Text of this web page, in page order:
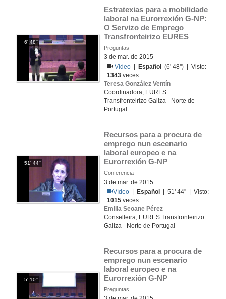
6' 48''
Estratexias para a mobilidade
laboral na Eurorrexión G-NP:
O Servizo de Emprego
Transfronteirizo EURES
Preguntas
3 de mar. de 2015
Vídeo
Español
(6' 48'') | Visto:
1343 veces
Teresa González Ventín
Coordinadora, EURES
Transfronteirizo Galiza - Norte de
Portugal
51' 44''
Recursos para a procura de
emprego nun escenario
laboral europeo e na
Eurorrexión G-NP
Conferencia
3 de mar. de 2015
Vídeo
Español
| 51' 44'' | Visto:
1015 veces
Emilia Seoane Pérez
Conselleira, EURES Transfronteirizo
Galiza - Norte de Portugal
5' 10''
Recursos para a procura de
emprego nun escenario
laboral europeo e na
Eurorrexión G-NP
Preguntas